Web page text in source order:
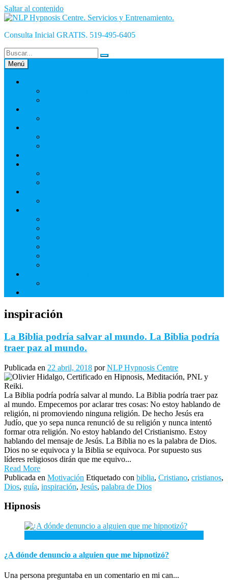
Saltar al contenido
Consulta Inicial GRATIS. 519-495-6405
Menú
inspiración
La Biblia podría salvar al mundo. La Biblia podría
traer paz al mundo.
Publicada en 22 abril, 2018 porNLP Hypnosis Centre
La Biblia podría podría salvar al mundo. La Biblia podría traer paz
al mundo. Empecemos por aclarar tres cosas: No estoy hablando de
religión, ni promoviendo ninguna religión. De hecho Jesús era
Judío, que yo sepa nunca renunció de su religión y nunca intentó
formar otra religión. No estoy hablando del Cristianismo. Estoy
hablando del mensaje de Jesús. La Biblia no es la palabra de Dios.
Dios no se equivoca y la Biblia se equivoca. Por supuesto sus
líderes religiosos dirán que me equivo...
Read More
Publicada en Motivación Etiquetado con biblia, Cristiano, cristianos,
Dios, guía, inspiración, Jesús, palabra de Dios
Hipnosis
¿A dónde denuncio a alguien que me hipnotizó?
Una persona preguntaba en un comentario en mi can...